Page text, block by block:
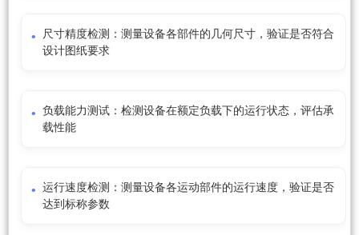
尺寸精度检测：测量设备各部件的几何尺寸，验证是否符合
设计图纸要求
负载能力测试：检测设备在额定负载下的运行状态，评估承
载性能
运行速度检测：测量设备各运动部件的运行速度，验证是否
达到标称参数